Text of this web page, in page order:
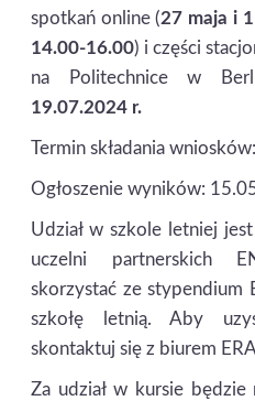
spotkań online (27 maja i
14.00-16.00) i części
na Politechnice w
19.07.2024 r.
Termin składania wniosków:
Ogłoszenie wyników:
Udział w szkole letniej jest
uczelni partnerskich
skorzystać ze stypendium
szkołę letnią. Aby
skontaktuj się z biurem
Za udział w kursie